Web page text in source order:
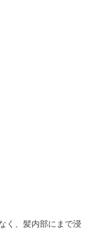
く、髪内部にまで浸